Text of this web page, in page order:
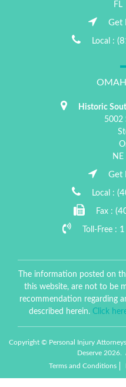
FL
Get
Local :
Historic
5002
NE
Get
Local :
Fax :
Toll-Free :
The information posted on
this website, are not to be
recommendation regarding
described herein. Click
Copyright © Personal Injury
Deserve 2026.
Terms and Conditions